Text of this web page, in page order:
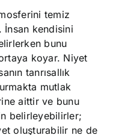
temiz
kendisini
bunu
koyar. Niyet
tanrısallık
mutlak
aittir ve bunu
belirleyebilirler;
oluşturabilir ne de